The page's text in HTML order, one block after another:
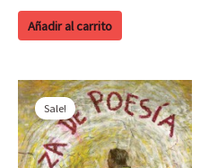
was:
is:
$ 15.000.
Añadir al carrito
Sale!